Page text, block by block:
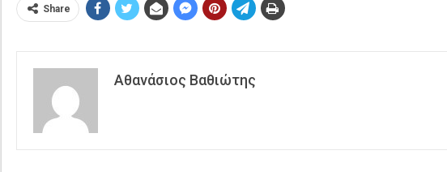
Share
Αθανάσιος Βαθιώτης